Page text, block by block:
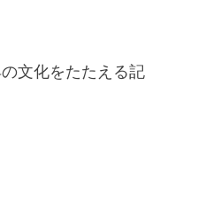
文化をたたえる記